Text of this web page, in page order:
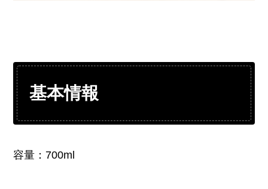
基本情報
容量：700ml